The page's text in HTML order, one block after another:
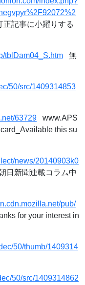
記事に小躍りする
tblDam04_S.htm 無
50/src/1409314853
63729 www.APS
this su
news/20140903k0
日新聞連載コラム中
pub/
for your interest in
50/thumb/1409314
50/src/1409314862